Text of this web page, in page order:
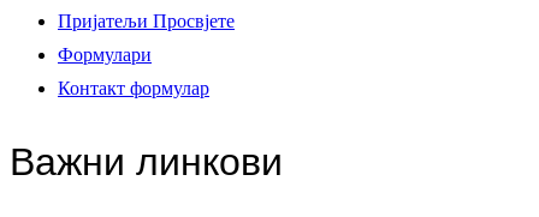
Пријатељи Просвјете
Формулари
Контакт формулар
Важни линкови